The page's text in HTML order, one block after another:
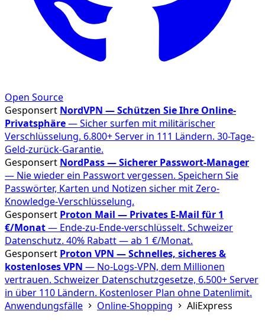
Open Source
Gesponsert NordVPN — Schützen Sie Ihre Online-
Privatsphäre— Sicher surfen mit militärischer
Verschlüsselung. 6.800+ Server in 111 Ländern. 30-Tage-
Geld-zurück-Garantie.
Gesponsert NordPass — Sicherer Passwort-Manager
— Nie wieder ein Passwort vergessen. Speichern Sie
Passwörter, Karten und Notizen sicher mit Zero-
Knowledge-Verschlüsselung.
Gesponsert Proton Mail — Privates E-Mail für 1
€/Monat— Ende-zu-Ende-verschlüsselt. Schweizer
Datenschutz. 40% Rabatt — ab 1 €/Monat.
Gesponsert Proton VPN — Schnelles, sicheres &
kostenloses VPN — No-Logs-VPN, dem Millionen
vertrauen. Schweizer Datenschutzgesetze, 6.500+ Server
in über 110 Ländern. Kostenloser Plan ohne Datenlimit.
Anwendungsfälle
Online-Shopping AliExpress